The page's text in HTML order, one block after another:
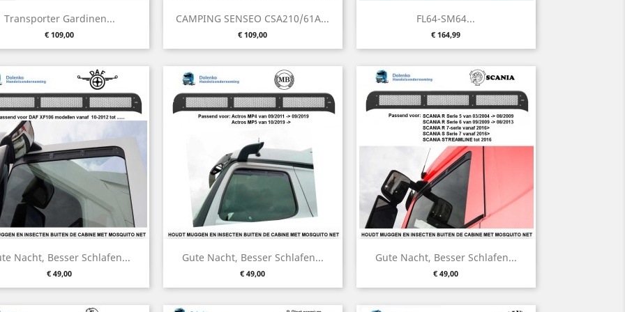
Transporter Gardinen...
Preis
€ 109,00
Vorschau CAMPING SENSEO CSA210/61A...
Preis
€ 109,00
Vorschau FL64-SM64...
Preis
€ 164,99
Vorschau
Nacht, Besser Schlafen...
Preis
€ 49,00
Vorschau Gute Nacht, Besser Schlafen...
Preis
€ 49,00
Vorschau Gute Nacht, Besser Schlafen...
Preis
€ 49,00
Vorschau